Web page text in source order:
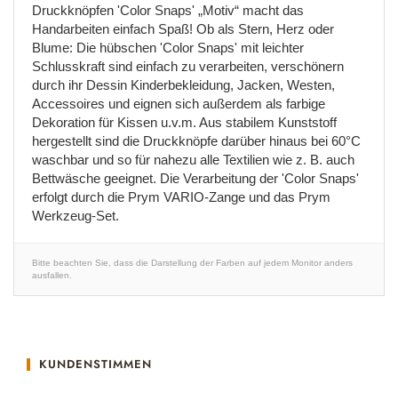
Druckknöpfen 'Color Snaps' „Motiv“ macht das
Handarbeiten einfach Spaß! Ob als Stern, Herz oder
Blume: Die hübschen 'Color Snaps' mit leichter
Schlusskraft sind einfach zu verarbeiten, verschönern
durch ihr Dessin Kinderbekleidung, Jacken, Westen,
Accessoires und eignen sich außerdem als farbige
Dekoration für Kissen u.v.m. Aus stabilem Kunststoff
hergestellt sind die Druckknöpfe darüber hinaus bei 60°C
waschbar und so für nahezu alle Textilien wie z. B. auch
Bettwäsche geeignet. Die Verarbeitung der 'Color Snaps'
erfolgt durch die Prym VARIO-Zange und das Prym
Werkzeug-Set.
Bitte beachten Sie, dass die Darstellung der Farben auf jedem Monitor anders
ausfallen.
KUNDENSTIMMEN